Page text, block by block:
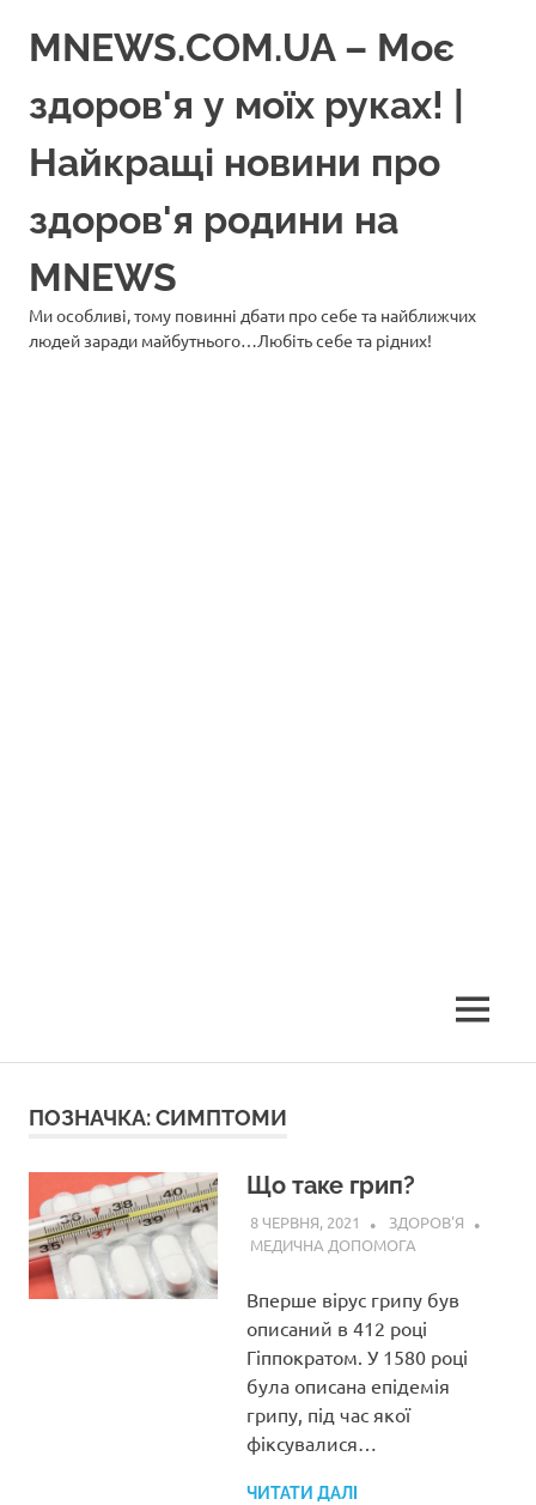
MNEWS.COM.UA – Моє
здоров'я у моїх руках! |
Найкращі новини про
здоров'я родини на
MNEWS
Ми особливі, тому повинні дбати про себе та найближчих
людей заради майбутнього…Любіть себе та рідних!
МЕНЮ
ПОЗНАЧКА:СИМПТОМИ
Що таке грип?
8 ЧЕРВНЯ, 2021
ЗДОРОВ'Я
МЕДИЧНА ДОПОМОГА
Вперше вірус грипу був
описаний в 412 році
Гіппократом. У 1580 році
була описана епідемія
грипу, під час якої
фіксувалися…
ЧИТАТИ ДАЛІ